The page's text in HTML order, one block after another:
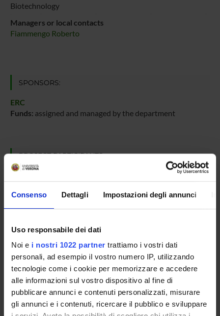
Consenso Dettagli Impostazioni degli annunci
Uso responsabile dei dati
Noi e i nostri 1022 partner trattiamo i vostri dati
personali, ad esempio il vostro numero IP, utilizzando
tecnologie come i cookie per memorizzare e accedere
alle informazioni sul vostro dispositivo al fine di
pubblicare annunci e contenuti personalizzati, misurare
gli annunci e i contenuti, ricercare il pubblico e sviluppare
Biotechnology
Managers or local contacts
Fiammengo Roberto
SPONSORS:
ERC
Funds: assigned and managed by the department
PROJECT PARTICIPANTS
RESEARCH AREAS INVOLVED IN THE PROJECT
Chimica sintetica e materiali
Nanoscience & Nanotechnology (DBT)
Chimica sintetica e materiali
Nanoscience & Nanotechnology (DDSP) (DDSP)
Chimica sintetica e materiali